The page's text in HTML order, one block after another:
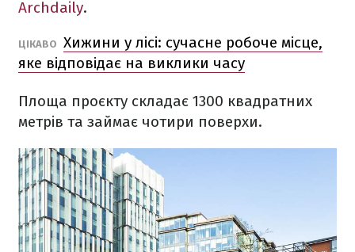
Archdaily.
ЦІКАВО Хижини у лісі: сучасне робоче місце,
яке відповідає на виклики часу
Площа проєкту складає 1300 квадратних
метрів та займає чотири поверхи.